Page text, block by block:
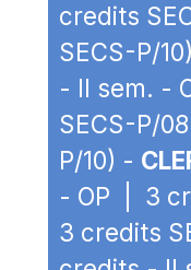
credits
SECS-P/
- II sem. -
SECS-P/
P/10) -
- OP | 3
3 credits